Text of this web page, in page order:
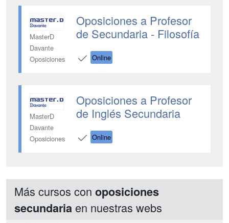
MasterD
Davante
Oposiciones
Oposiciones a Profesor
de Secundaria - Filosofía
Online
MasterD
Davante
Oposiciones
Oposiciones a Profesor
de Inglés Secundaria
Online
Más cursos con oposiciones
secundaria en nuestras webs